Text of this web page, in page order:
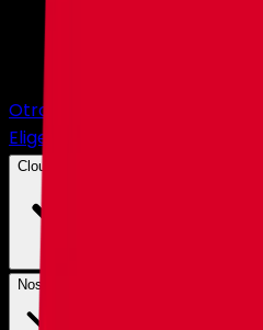
Otros Juegos
Elige entre +40 juegos.
Cloud Hosting
Nosotros